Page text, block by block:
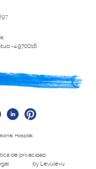
-4.970016
Hospital
de privacidad
by Levulevu